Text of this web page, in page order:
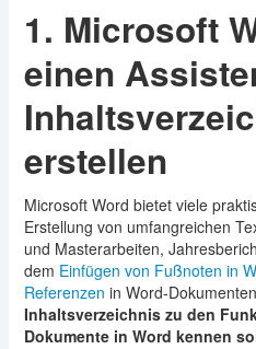
1. Microsoft
einen
erstellen
Microsoft Word bietet viele
Erstellung von umfangreichen
und Masterarbeiten,
dem Einfügen von Fußnoten in
Referenzen in Word-
Inhaltsverzeichnis zu den
Dokumente in Word kennen